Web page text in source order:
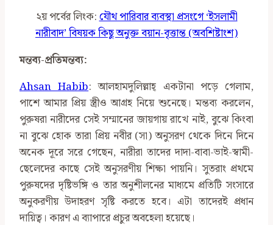
২য় পর্বের লিংক:যৌথ পারিবার ব্যবস্থা প্রসংগে ‘ইসলামী
নারীবাদ’ বিষয়ক কিছু অনুক্ত বয়ান-বৃত্তান্ত (অবশিষ্টাংশ)
মন্তব্য-প্রতিমন্তব্য:
Ahsan Habib: আলহামদুলিল্লাহ্ একটানা পড়ে গেলাম,
পাশে আমার প্রিয় স্ত্রীও আগ্রহ নিয়ে শুনেছে। মন্তব্য করলেন,
পুরুষরা নারীদের সেই সম্মানের জায়গায় রাখে নাই, বুঝে কিংবা
না বুঝে হোক তারা প্রিয় নবীর (সা) অনুসরণ থেকে দিনে দিনে
অনেক দূরে সরে গেছেন, নারীরা তাদের দাদা-বাবা-ভাই-স্বামী-
ছেলেদের কাছে সেই অনুসরণীয় শিক্ষা পায়নি। সুতরাং প্রথমে
পুরুষদের দৃষ্টিভঙ্গি ও তার অনুশীলনের মাধ্যমে প্রতিটি সংসারে
অনুকরণীয় উদাহরণ সৃষ্টি করতে হবে। এটা তাদেরই প্রধান
দায়িত্ব। কারণ এ ব্যাপারে প্রচুর অবহেলা হয়েছে।